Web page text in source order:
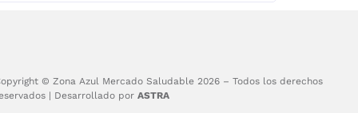
© Zona Azul Mercado Saludable 2026 – Todos los derechos
| Desarrollado porASTRA